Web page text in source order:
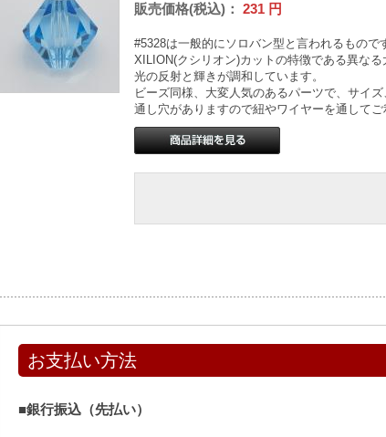
販売価格(税込)： 231円
#5328は一般的にソロバン型と言われるもので
XILION(クシリオン)カットの特徴である異なる
光の反射と輝きが調和しています。
ビーズ同様、大変人気のあるパーツで、サイズ
通し穴がありますので紐やワイヤーを通してご
お支払い方法
■銀行振込（先払い）